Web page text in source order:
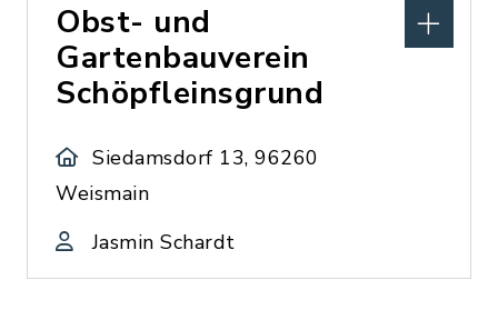
Obst- und
Gartenbauverein
Schöpfleinsgrund
Siedamsdorf 13, 96260
Weismain
Jasmin Schardt